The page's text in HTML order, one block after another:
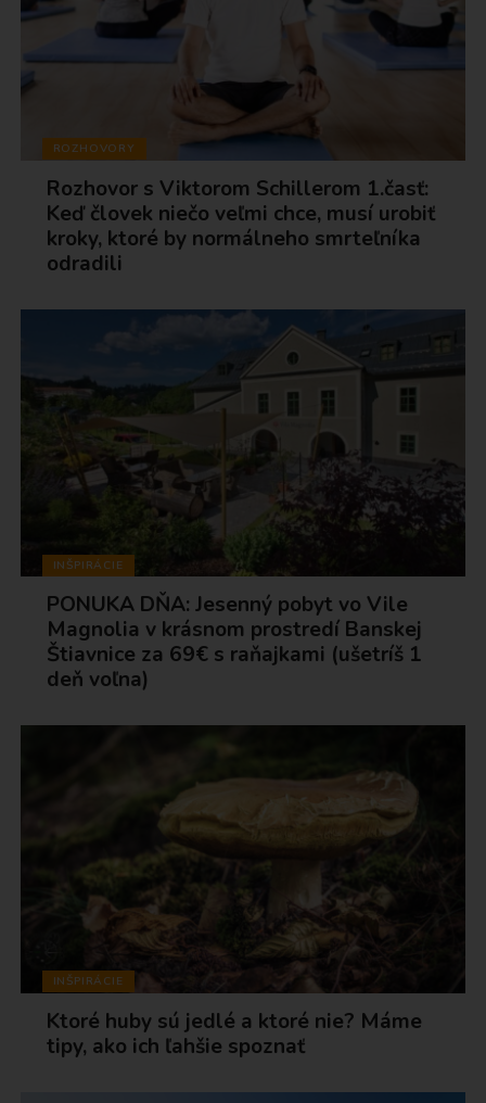
ROZHOVORY
Rozhovor s Viktorom Schillerom 1.časť:
Keď človek niečo veľmi chce, musí urobiť
kroky, ktoré by normálneho smrteľníka
odradili
INŠPIRÁCIE
PONUKA DŇA: Jesenný pobyt vo Vile
Magnolia v krásnom prostredí Banskej
Štiavnice za 69€ s raňajkami (ušetríš 1
deň voľna)
INŠPIRÁCIE
Ktoré huby sú jedlé a ktoré nie? Máme
tipy, ako ich ľahšie spoznať